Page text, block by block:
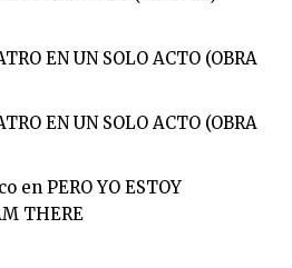
EN UN SOLO ACTO (OBRA
EN UN SOLO ACTO (OBRA
en PERO YO ESTOY
THERE